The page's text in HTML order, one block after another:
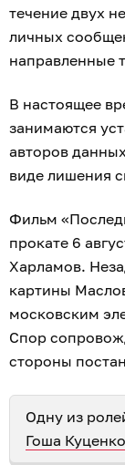
течение двух
личных
направленные
В настоящее
занимаются
авторов
виде лишения
Фильм
прокате 6
Харламов.
картины
московским
Спор
стороны
Одну из
Гоша Куценко